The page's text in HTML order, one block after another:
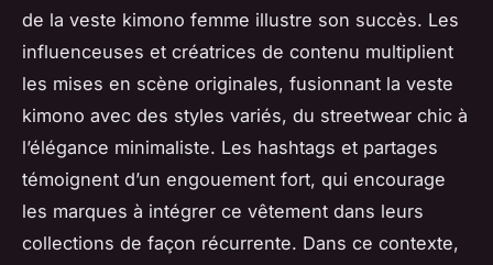
de la veste kimono femme illustre son succès. Les
influenceuses et créatrices de contenu multiplient
les mises en scène originales, fusionnant la veste
kimono avec des styles variés, du streetwear chic à
l’élégance minimaliste. Les hashtags et partages
témoignent d’un engouement fort, qui encourage
les marques à intégrer ce vêtement dans leurs
collections de façon récurrente. Dans ce contexte,